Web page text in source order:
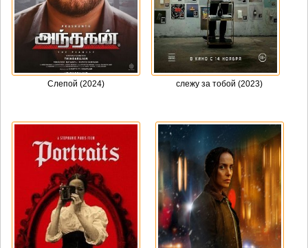
Слепой (2024) слежу за тобой (2023)